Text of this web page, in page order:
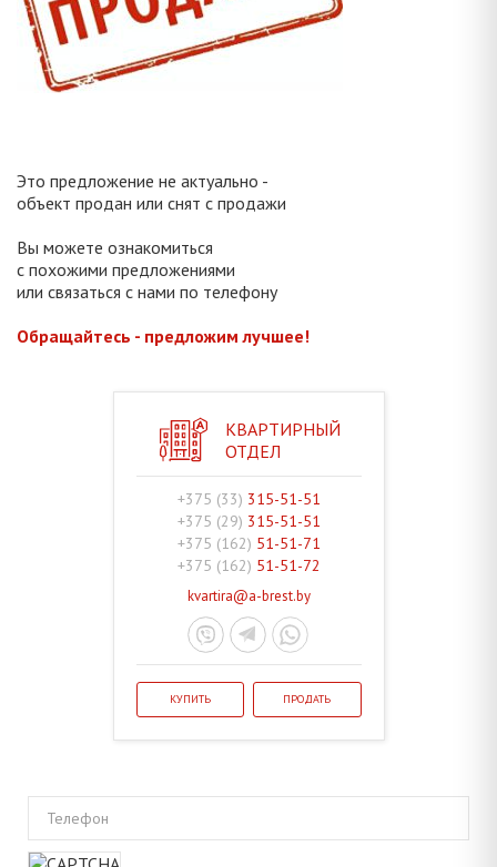
Это предложение не актуально -
объект продан или снят с продажи
Вы можете ознакомиться
с похожими предложениями
или связаться с нами по телефону
Обращайтесь - предложим лучшее!
КВАРТИРНЫЙ
ОТДЕЛ
+375 (33) 315-51-51
+375 (29) 315-51-51
+375 (162) 51-51-71
+375 (162) 51-51-72
kvartira@a-brest.by
КУПИТЬ ПРОДАТЬ
Телефон